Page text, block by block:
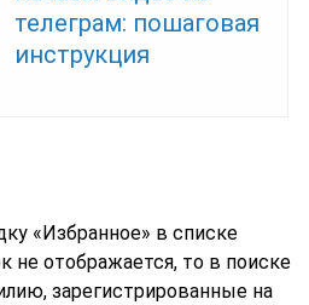
телеграм: пошаговая
инструкция
«Избранное» в списке
не отображается, то в поиске
зарегистрированные на